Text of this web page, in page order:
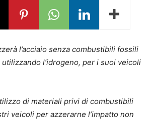
l’acciaio senza combustibili fossili
l’idrogeno, per i suoi veicoli
di materiali privi di combustibili
veicoli per azzerarne l’impatto non